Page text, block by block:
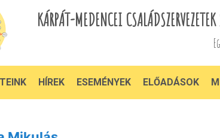
KÁRPÁT-MEDENCEI CSALÁDSZERVEZETEK
HÍREK ESEMÉNYEK ELŐADÁSOK